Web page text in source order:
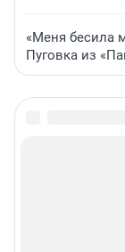
«Меня бесила
Пуговка из